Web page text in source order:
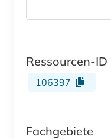
Ressourcen-ID
106397
Fachgebiete